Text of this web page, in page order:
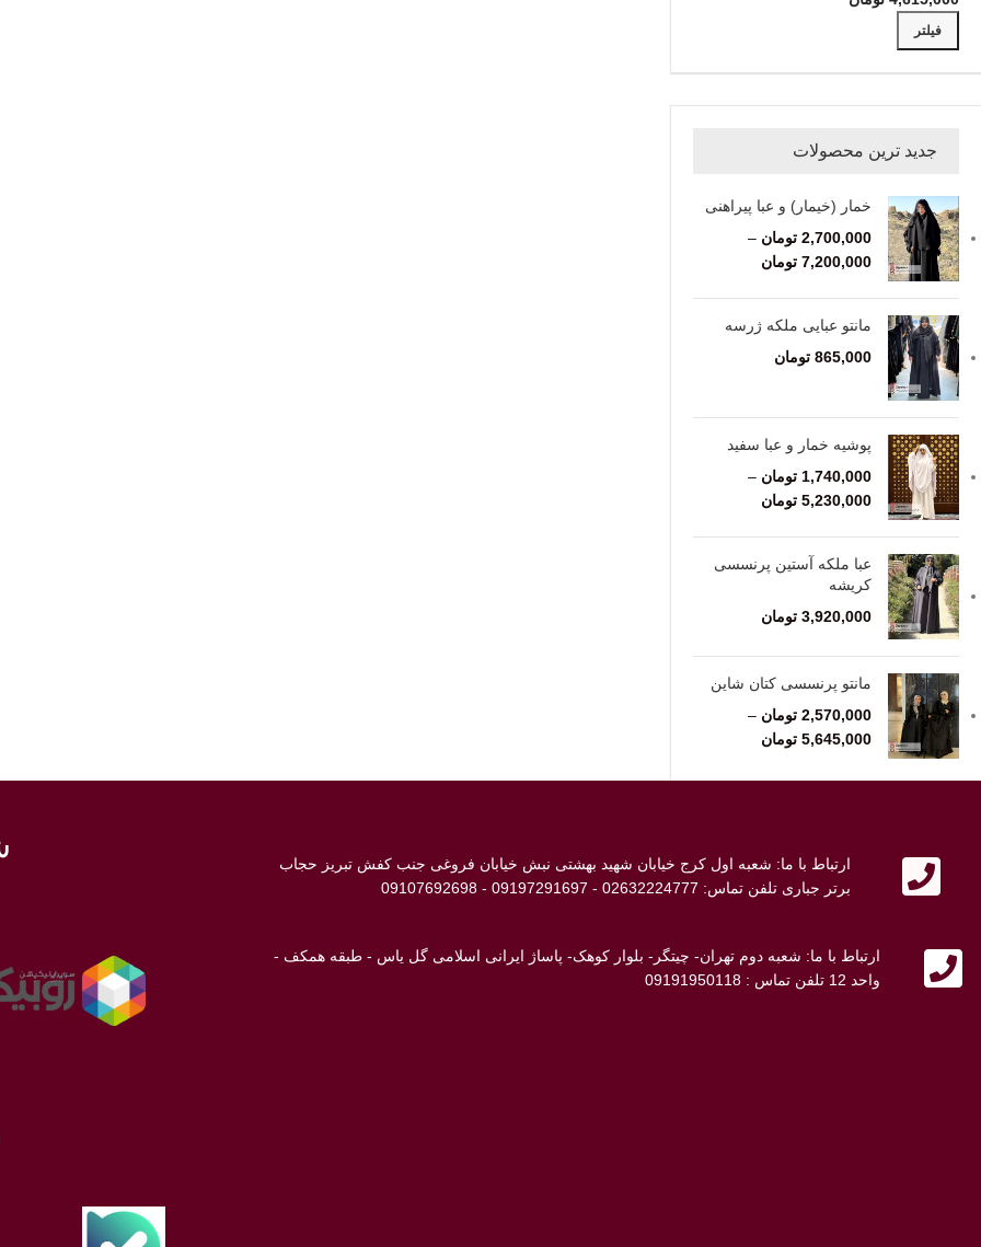
فیلتر
جدید ترین محصولات
خمار (خیمار) و عبا پیراهنی
2,700,000 تومان –
7,200,000 تومان
مانتو عبایی ملکه ژرسه
865,000 تومان
پوشیه خمار و عبا سفید
1,740,000 تومان –
5,230,000 تومان
عبا ملکه آستین پرنسسی
کریشه
3,920,000 تومان
مانتو پرنسسی کتان شاین
2,570,000 تومان –
5,645,000 تومان
ارتباط با ما: شعبه اول کرج خیابان شهید بهشتی نبش خیابان فروغی جنب کفش تبریز حجاب
برتر جباری تلفن تماس: 02632224777 - 09197291697 - 09107692698
ارتباط با ما: شعبه دوم تهران- چیتگر- بلوار کوهک- پاساژ ایرانی اسلامی گل یاس - طبقه همکف -
واحد 12 تلفن تماس : 09191950118